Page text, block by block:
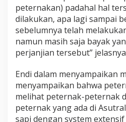
peternakan) padahal hal
dilakukan, apa lagi sampai
sebelumnya telah
namun masih saja bayak
perjanjian tersebut”
Endi dalam menyampaikan
menyampaikan bahwa
melihat peternak-peternak
peternak yang ada di
sapi dengan system